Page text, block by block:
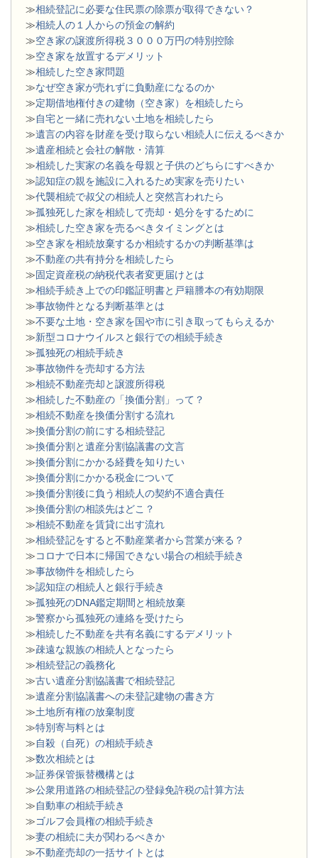
≫相続登記に必要な住民票の除票が取得できない？
≫相続人の１人からの預金の解約
≫空き家の譲渡所得税３０００万円の特別控除
≫空き家を放置するデメリット
≫相続した空き家問題
​≫なぜ空き家が売れずに負動産になるのか
≫定期借地権付きの建物（空き家）を相続したら
≫自宅と一緒に売れない土地を相続したら
≫遺言の内容を財産を受け取らない相続人に伝えるべきか
≫遺産相続と会社の解散・清算
≫相続した実家の名義を母親と子供のどちらにすべきか
≫認知症の親を施設に入れるため実家を売りたい
≫代襲相続で叔父の相続人と突然言われたら
≫孤独死した家を相続して売却・処分をするために
≫相続した空き家を売るべきタイミングとは
≫空き家を相続放棄するか相続するかの判断基準は
≫不動産の共有持分を相続したら
≫固定資産税の納税代表者変更届けとは
≫相続手続き上での印鑑証明書と戸籍謄本の有効期限
≫事故物件となる判断基準とは
≫不要な土地・空き家を国や市に引き取ってもらえるか
≫新型コロナウイルスと銀行での相続手続き
≫孤独死の相続手続き
≫事故物件を売却する方法
≫相続不動産売却と譲渡所得税
≫相続した不動産の「換価分割」って？
≫相続不動産を換価分割する流れ
≫換価分割の前にする相続登記
≫換価分割と遺産分割協議書の文言
≫換価分割にかかる経費を知りたい
≫換価分割にかかる税金について
≫換価分割後に負う相続人の契約不適合責任
≫換価分割の相談先はどこ？
≫相続不動産を賃貸に出す流れ
≫相続登記をすると不動産業者から営業が来る？
≫コロナで日本に帰国できない場合の相続手続き
≫事故物件を相続したら
≫認知症の相続人と銀行手続き
≫孤独死のDNA鑑定期間と相続放棄
≫警察から孤独死の連絡を受けたら
≫相続した不動産を共有名義にするデメリット
≫疎遠な親族の相続人となったら
≫相続登記の義務化
≫古い遺産分割協議書で相続登記
≫遺産分割協議書への未登記建物の書き方
≫土地所有権の放棄制度
≫特別寄与料とは
≫自殺（自死）の相続手続き
≫数次相続とは
≫証券保管振替機構とは
≫公衆用道路の相続登記の登録免許税の計算方法
≫自動車の相続手続き
≫ゴルフ会員権の相続手続き
≫妻の相続に夫が関わるべきか
≫不動産売却の一括サイトとは